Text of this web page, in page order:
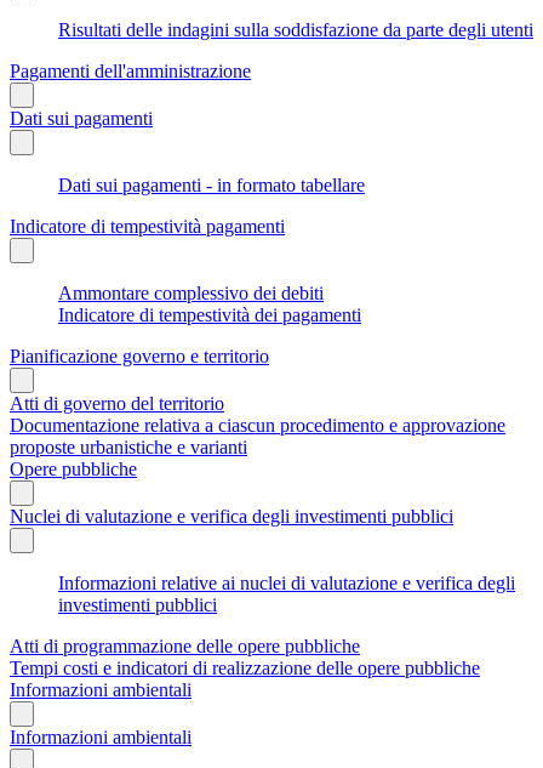
Risultati delle indagini sulla soddisfazione da parte degli utenti
Pagamenti dell'amministrazione
Dati sui pagamenti
Dati sui pagamenti - in formato tabellare
Indicatore di tempestività pagamenti
Ammontare complessivo dei debiti
Indicatore di tempestività dei pagamenti
Pianificazione governo e territorio
Atti di governo del territorio
Documentazione relativa a ciascun procedimento e approvazione
proposte urbanistiche e varianti
Opere pubbliche
Nuclei di valutazione e verifica degli investimenti pubblici
Informazioni relative ai nuclei di valutazione e verifica degli
investimenti pubblici
Atti di programmazione delle opere pubbliche
Tempi costi e indicatori di realizzazione delle opere pubbliche
Informazioni ambientali
Informazioni ambientali